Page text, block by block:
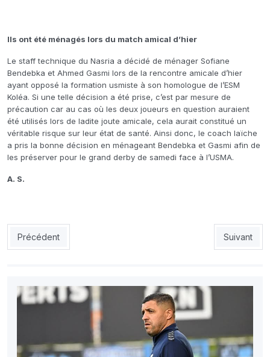
Ils ont été ménagés lors du match amical d’hier
Le staff technique du Nasria a décidé de ménager Sofiane
Bendebka et Ahmed Gasmi lors de la rencontre amicale d’hier
ayant opposé la formation usmiste à son homologue de l’ESM
Koléa. Si une telle décision a été prise, c’est par mesure de
précaution car au cas où les deux joueurs en question auraient
été utilisés lors de ladite joute amicale, cela aurait constitué un
véritable risque sur leur état de santé. Ainsi donc, le coach Iaïche
a pris la bonne décision en ménageant Bendebka et Gasmi afin de
les préserver pour le grand derby de samedi face à l’USMA.
A. S.
Article précédent : CSC: Meghni : «Je jouerai contre la JSK si
Précédent Article
Suivant